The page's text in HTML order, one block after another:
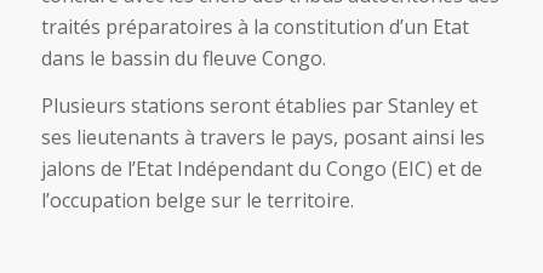
traités préparatoires à la constitution d’un Etat
dans le bassin du fleuve Congo.
Plusieurs stations seront établies par Stanley et
ses lieutenants à travers le pays, posant ainsi les
jalons de l’Etat Indépendant du Congo (EIC) et de
l’occupation belge sur le territoire.